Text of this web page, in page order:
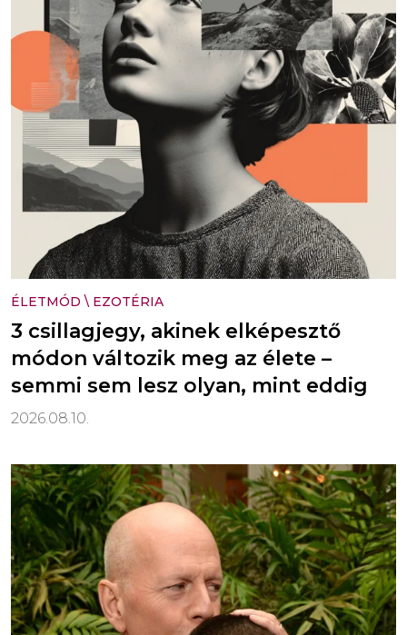
ÉLETMÓD \ EZOTÉRIA
3 csillagjegy, akinek elképesztő
módon változik meg az élete –
semmi sem lesz olyan, mint eddig
2026.08.10.